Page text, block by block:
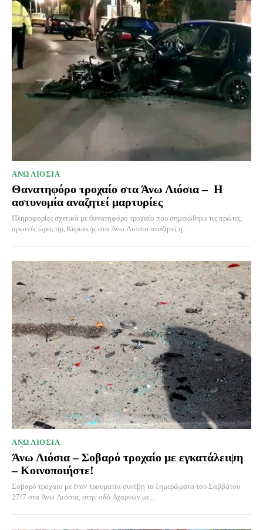
ΑΝΩ ΛΙΟΣΙΑ
Θανατηφόρο τροχαίο στα Άνω Λιόσια – Η
αστυνομία αναζητεί μαρτυρίες
Πληροφορίες σχετικά με θανατηφόρο τροχαίο που σημειώθηκε τις πρώτες
πρωινές ώρες της Κυριακής στα Άνω Λιόσια αναζητεί η...
ΑΝΩ ΛΙΟΣΙΑ
Άνω Λιόσια – Σοβαρό τροχαίο με εγκατάλειψη
– Κοινοποιήστε!
Σοβαρό τροχαίο με έναν τραυματία συνέβη τα ξημερώματα του Σαββάτου
27/7 στα Άνω Λιόσια, στην οδό Αχαρνών με...